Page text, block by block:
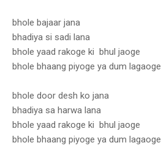
bhole bajaar jana
bhadiya si sadi lana
bhole yaad rakoge ki bhul jaoge
bhole bhaang piyoge ya dum lagaoge
bhole door desh ko jana
bhadiya sa harwa lana
bhole yaad rakoge ki bhul jaoge
bhole bhaang piyoge ya dum lagaoge